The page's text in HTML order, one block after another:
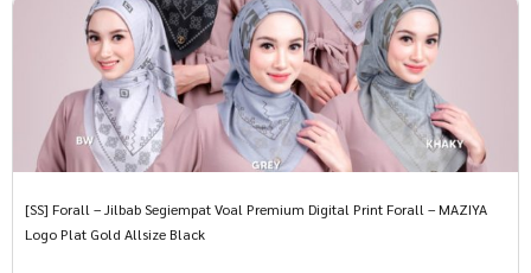
[SS] Forall – Jilbab Segiempat Voal Premium Digital Print Forall – MAZIYA
Logo Plat Gold Allsize Black